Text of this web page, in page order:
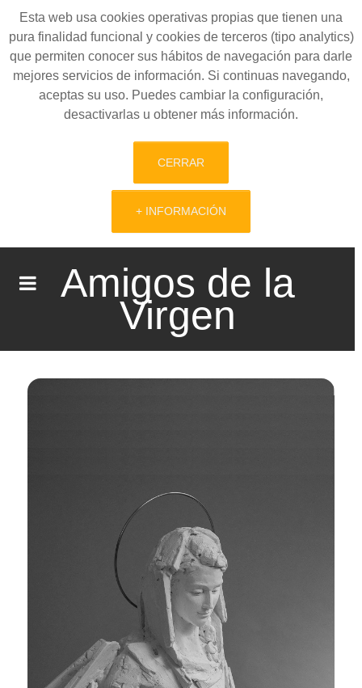
Esta web usa cookies operativas propias que tienen una
pura finalidad funcional y cookies de terceros (tipo analytics)
que permiten conocer sus hábitos de navegación para darle
mejores servicios de información. Si continuas navegando,
aceptas su uso. Puedes cambiar la configuración,
desactivarlas u obtener más información.
CERRAR
+ INFORMACIÓN
Amigos de la
Virgen